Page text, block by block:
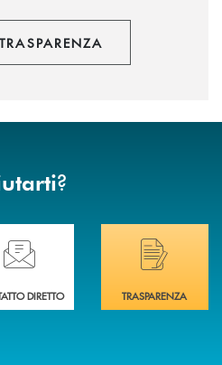
?
di assistenza immediata?
DIRETTO
Hai bisogno di
TRASPARENZA